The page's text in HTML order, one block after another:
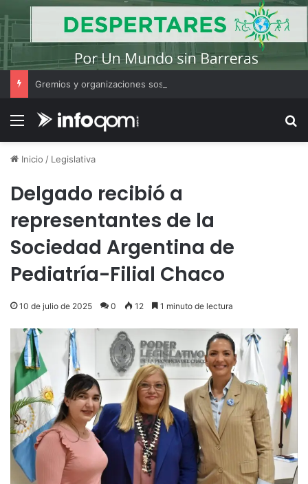
Menú
Inicio / Legislativa
Delgado recibió a
representantes de la
Sociedad Argentina de
Pediatría-Filial Chaco
10 de julio de 2025 0 12 1 minuto de lectura